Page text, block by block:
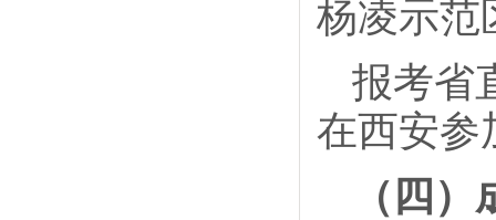
杨凌示范
报考省
在西安参
（四